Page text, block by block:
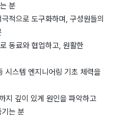
분
적으로 도구화하며, 구성원들의
동료와 협업하고, 원활한
시스템 엔지니어링 기초 체력을
지 깊이 있게 원인을 파악하고
는 분